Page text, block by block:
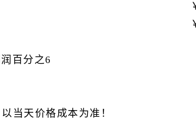
百分之6
当天价格成本为准！